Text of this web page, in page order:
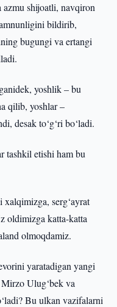
shijoatli, navqiron
bildirib,
bugungi va ertangi
yoshlik – bu
qilib, yoshlar –
desak to‘g‘ri bo‘ladi.
tashkil etishi ham bu
serg‘ayrat
oldimizga katta-katta
olmoqdamiz.
yaratadigan yangi
Ulug‘bek va
Bu ulkan vazifalarni